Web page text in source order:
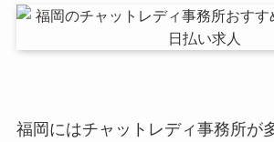
福岡にはチャットレディ事務所が